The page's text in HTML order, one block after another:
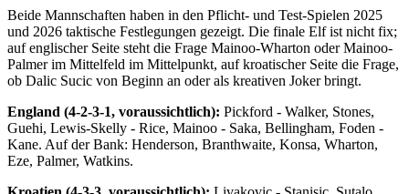
Beide Mannschaften haben in den Pflicht- und Test-Spielen 2025
und 2026 taktische Festlegungen gezeigt. Die finale Elf ist nicht fix;
auf englischer Seite steht die Frage Mainoo-Wharton oder Mainoo-
Palmer im Mittelfeld im Mittelpunkt, auf kroatischer Seite die Frage,
ob Dalic Sucic von Beginn an oder als kreativen Joker bringt.
England (4-2-3-1, voraussichtlich): Pickford - Walker, Stones,
Guehi, Lewis-Skelly - Rice, Mainoo - Saka, Bellingham, Foden -
Kane. Auf der Bank: Henderson, Branthwaite, Konsa, Wharton,
Eze, Palmer, Watkins.